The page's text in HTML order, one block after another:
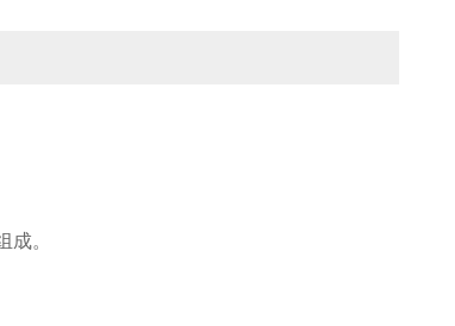
成。